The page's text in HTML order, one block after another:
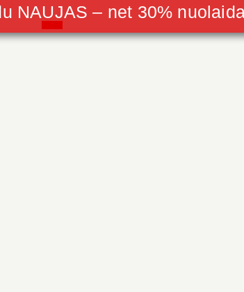
NAUJAS – net 30%